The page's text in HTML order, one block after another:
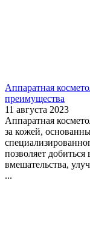
Аппаратная
преимущества
11 августа 2023
Аппаратная
за кожей,
позволяет добиться
вмешательства,
...